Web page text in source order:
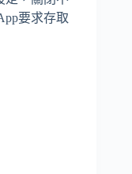
要求存取